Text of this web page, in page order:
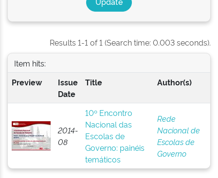
Results 1-1 of 1 (Search time: 0.003 seconds).
Item hits:
Preview
Issue
Date
Title Author(s)
2014-
08
10º Encontro
Nacional das
Escolas de
Governo: painéis
temáticos
Rede
Nacional de
Escolas de
Governo